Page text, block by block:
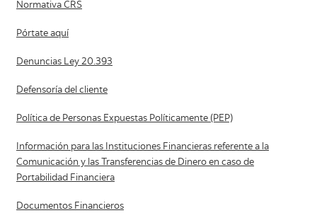
Normativa CRS
Pórtate aquí
Denuncias Ley 20.393
Defensoría del cliente
Política de Personas Expuestas Políticamente (PEP)
Información para las Instituciones Financieras referente a la
Comunicación y las Transferencias de Dinero en caso de
Portabilidad Financiera
Documentos Financieros